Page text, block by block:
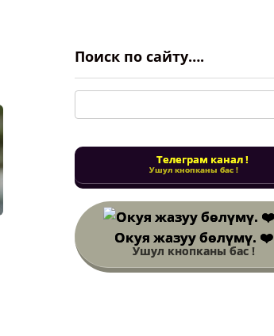
Поиск по сайту….
Телеграм канал !
Ушул кнопканы бас !
Окуя жазуу бөлүмү. ❤️
Ушул кнопканы бас !